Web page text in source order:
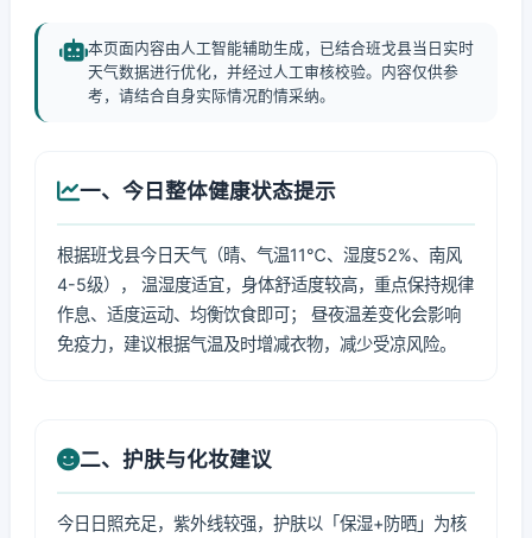
本页面内容由人工智能辅助生成，已结合班戈县当日实时
天气数据进行优化，并经过人工审核校验。内容仅供参
考，请结合自身实际情况酌情采纳。
一、今日整体健康状态提示
根据班戈县今日天气（晴、气温11℃、湿度52%、南风
4-5级）， 温湿度适宜，身体舒适度较高，重点保持规律
作息、适度运动、均衡饮食即可； 昼夜温差变化会影响
免疫力，建议根据气温及时增减衣物，减少受凉风险。
二、护肤与化妆建议
今日日照充足，紫外线较强，护肤以「保湿+防晒」为核